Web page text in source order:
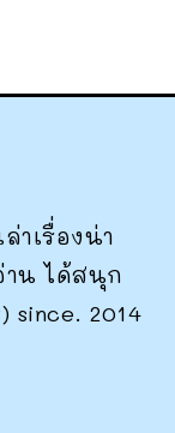
าเรื่องน่า
น ได้สนุก
since. 2014